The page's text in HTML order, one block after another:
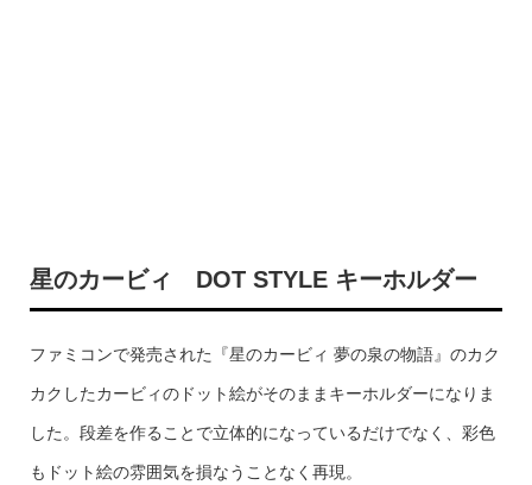
星のカービィ DOT STYLE キーホルダー
ファミコンで発売された『星のカービィ 夢の泉の物語』のカク
カクしたカービィのドット絵がそのままキーホルダーになりま
した。段差を作ることで立体的になっているだけでなく、彩色
もドット絵の雰囲気を損なうことなく再現。